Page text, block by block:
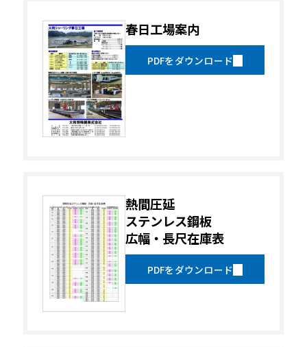
春日工場案内
PDFをダウンロード
熱間圧延
ステンレス鋼板
広幅・長尺在庫表
PDFをダウンロード